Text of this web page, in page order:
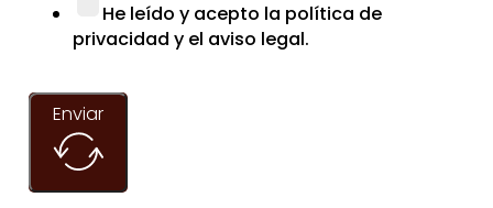
He leído y acepto la política de
privacidad y el aviso legal.
Enviar